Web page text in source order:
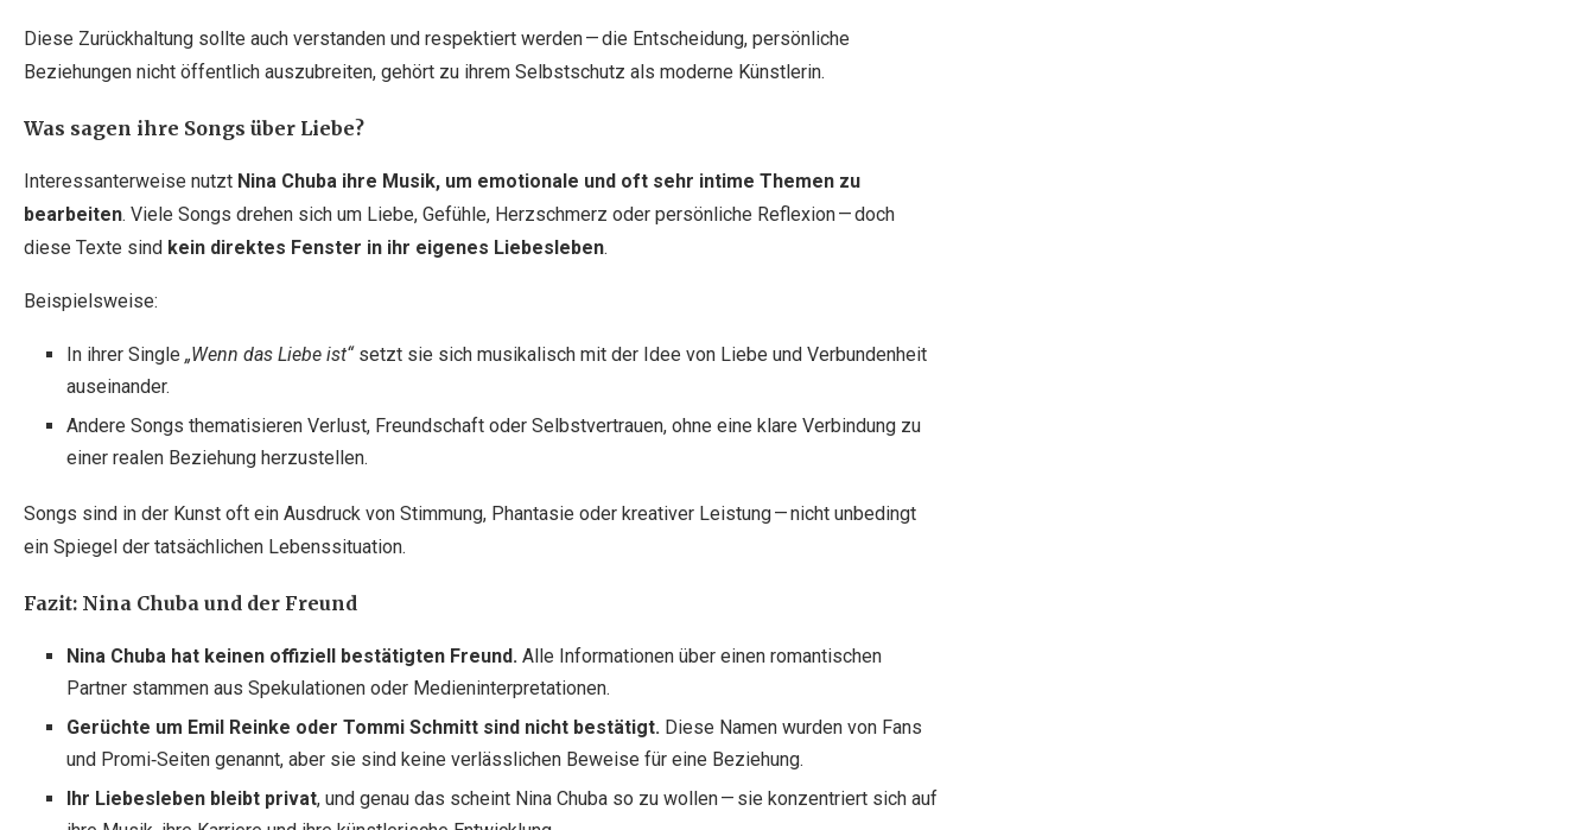
Diese Zurückhaltung sollte auch verstanden und respektiert werden — die Entscheidung, persönliche
Beziehungen nicht öffentlich auszubreiten, gehört zu ihrem Selbstschutz als moderne Künstlerin.
Was sagen ihre Songs über Liebe?
Interessanterweise nutzt Nina Chuba ihre Musik, um emotionale und oft sehr intime Themen zu
bearbeiten. Viele Songs drehen sich um Liebe, Gefühle, Herzschmerz oder persönliche Reflexion — doch
diese Texte sind kein direktes Fenster in ihr eigenes Liebesleben.
Beispielsweise:
In ihrer Single „Wenn das Liebe ist“setzt sie sich musikalisch mit der Idee von Liebe und Verbundenheit
auseinander.
Andere Songs thematisieren Verlust, Freundschaft oder Selbstvertrauen, ohne eine klare Verbindung zu
einer realen Beziehung herzustellen.
Songs sind in der Kunst oft ein Ausdruck von Stimmung, Phantasie oder kreativer Leistung — nicht unbedingt
ein Spiegel der tatsächlichen Lebenssituation.
Fazit: Nina Chuba und der Freund
Nina Chuba hat keinen offiziell bestätigten Freund. Alle Informationen über einen romantischen
Partner stammen aus Spekulationen oder Medieninterpretationen.
Gerüchte um Emil Reinke oder Tommi Schmitt sind nicht bestätigt. Diese Namen wurden von Fans
und Promi‑Seiten genannt, aber sie sind keine verlässlichen Beweise für eine Beziehung.
Ihr Liebesleben bleibt privat, und genau das scheint Nina Chuba so zu wollen — sie konzentriert sich auf